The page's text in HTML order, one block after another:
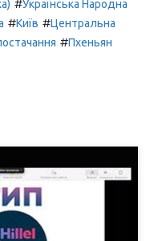
#Українська Народна
#Київ #Центральна
#Пхеньян